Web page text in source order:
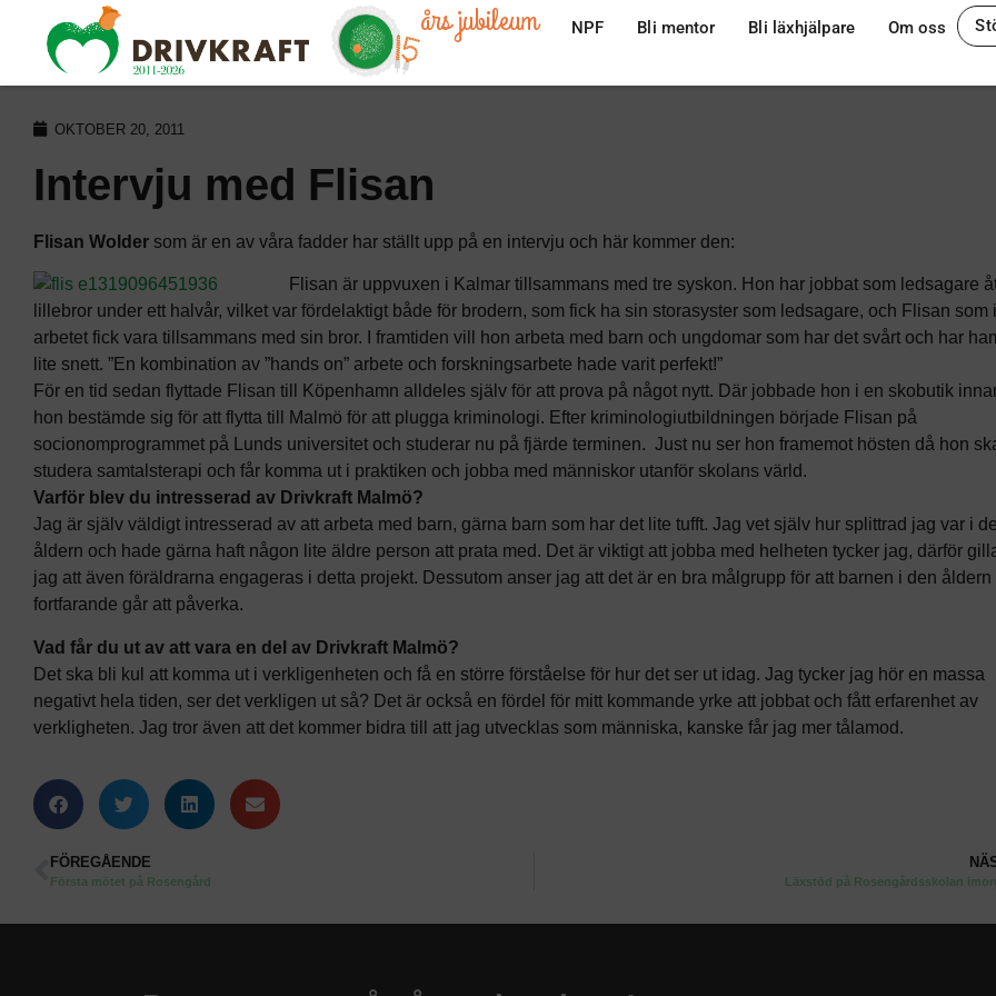
års jubileum NPF Bli mentor Bli läxhjälpare Om oss
OKTOBER 20, 2011
Intervju med Flisan
Flisan Wolder som är en av våra fadder har ställt upp på en intervju och här kommer den:
Flisan är uppvuxen i Kalmar tillsammans med tre syskon. Hon har jobbat som ledsagare
lillebror under ett halvår, vilket var fördelaktigt både för brodern, som fick ha sin storasyster som ledsagare, och Flisan som
arbetet fick vara tillsammans med sin bror. I framtiden vill hon arbeta med barn och ungdomar som har det svårt och har
lite snett. ”En kombination av ”hands on” arbete och forskningsarbete hade varit perfekt!”
För en tid sedan flyttade Flisan till Köpenhamn alldeles själv för att prova på något nytt. Där jobbade hon i en skobutik
hon bestämde sig för att flytta till Malmö för att plugga kriminologi. Efter kriminologiutbildningen började Flisan på
socionomprogrammet på Lunds universitet och studerar nu på fjärde terminen. Just nu ser hon framemot hösten då hon
studera samtalsterapi och får komma ut i praktiken och jobba med människor utanför skolans värld.
Varför blev du intresserad av Drivkraft Malmö?
Jag är själv väldigt intresserad av att arbeta med barn, gärna barn som har det lite tufft. Jag vet själv hur splittrad jag var i
åldern och hade gärna haft någon lite äldre person att prata med. Det är viktigt att jobba med helheten tycker jag, därför
jag att även föräldrarna engageras i detta projekt. Dessutom anser jag att det är en bra målgrupp för att barnen i den åldern
fortfarande går att påverka.
Vad får du ut av att vara en del av Drivkraft Malmö?
Det ska bli kul att komma ut i verkligenheten och få en större förståelse för hur det ser ut idag. Jag tycker jag hör en massa
negativt hela tiden, ser det verkligen ut så? Det är också en fördel för mitt kommande yrke att jobbat och fått erfarenhet av
verkligheten. Jag tror även att det kommer bidra till att jag utvecklas som människa, kanske får jag mer tålamod.
FÖREGÅENDE
Första mötet på Rosengård Läxstöd på Rosengårdsskolan